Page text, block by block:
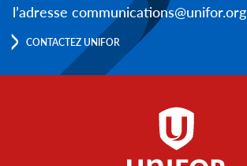
l’adresse communications@unifor.org
CONTACTEZ UNIFOR